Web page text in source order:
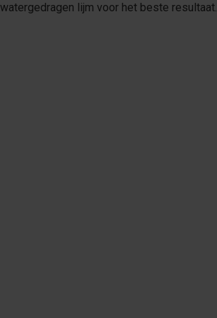
lijm voor het beste resultaat.